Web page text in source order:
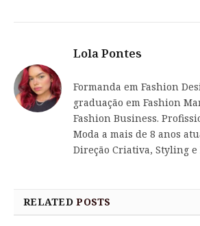
Lola Pontes
Formanda em Fashion
graduação em Fashion
Fashion Business.
Moda a mais de 8 anos
Direção Criativa, Styling e
RELATEDPOSTS